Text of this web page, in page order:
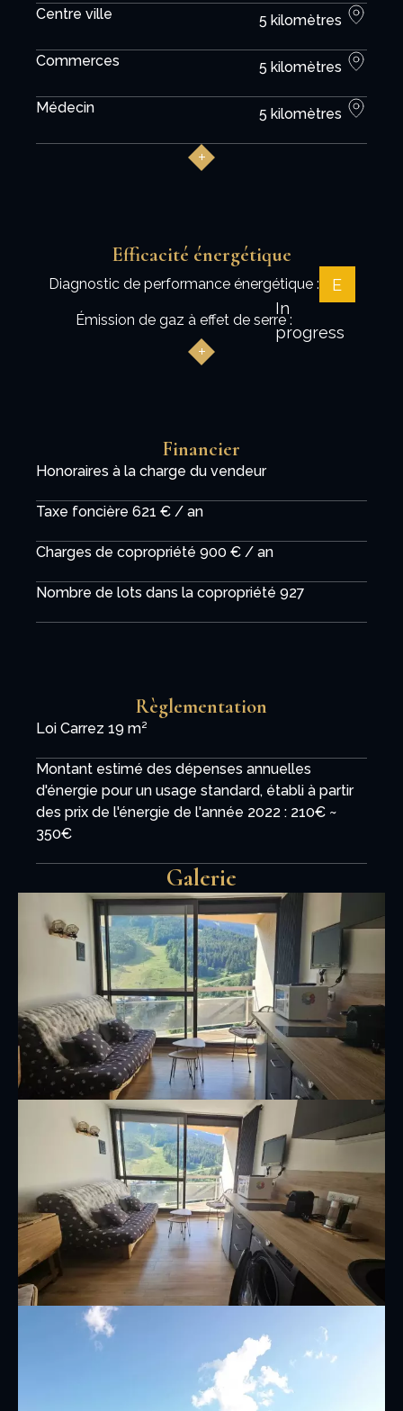
Centre ville 5 kilomètres
Commerces 5 kilomètres
Médecin 5 kilomètres
Efficacité énergétique
Diagnostic de performance énergétique : E
Émission de gaz à effet de serre :
In
progress
Financier
Honoraires à la charge du vendeur
Taxe foncière 621 € / an
Charges de copropriété 900 € / an
Nombre de lots dans la copropriété 927
Règlementation
Loi Carrez 19 m²
Montant estimé des dépenses annuelles
d'énergie pour un usage standard, établi à partir
des prix de l'énergie de l'année 2022 : 210€ ~
350€
Galerie